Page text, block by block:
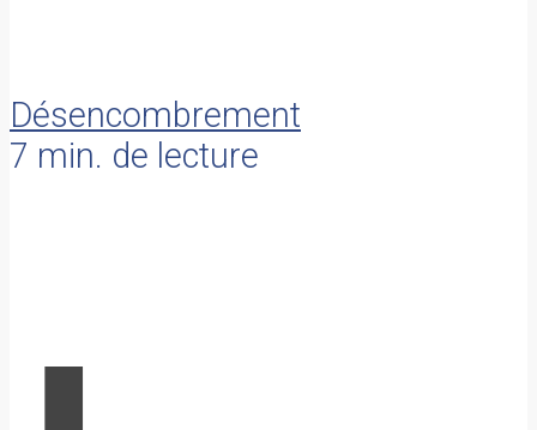
Désencombrement
7 min. de lecture